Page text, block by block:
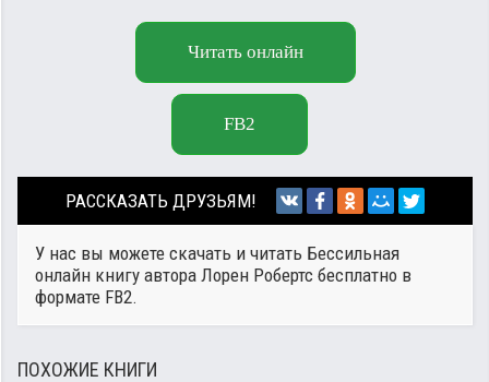
Читать онлайн
FB2
РАССКАЗАТЬ ДРУЗЬЯМ!
У нас вы можете скачать и читать Бессильная
онлайн книгу автора Лорен Робертс бесплатно в
формате FB2.
ПОХОЖИЕ КНИГИ